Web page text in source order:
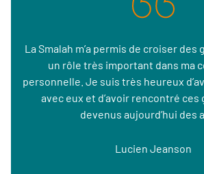
La Smalah m’a permis de croiser des
un rôle très important dans ma
personnelle. Je suis très heureux
avec eux et d’avoir rencontré ces
devenus aujourd’hui des
Lucien Jeanson